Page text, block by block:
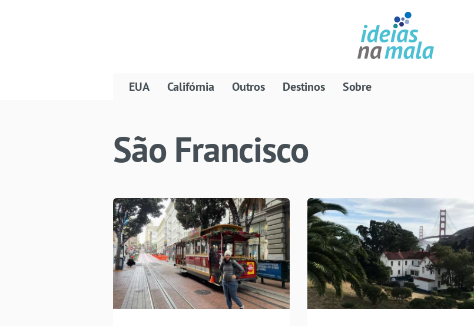
EUA Califórnia Outros Destinos Sobre
São Francisco